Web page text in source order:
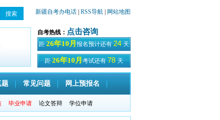
新疆自考办电话 RSS导航 网站地图
自考热线： 点击咨询
距 26年10月 报名预计还有 24 天
距 26年10月 考试还有 78 天
题 常见问题 网上预报名
毕业申请 论文答辩 学位申请